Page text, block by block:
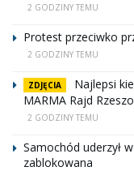
2 GODZINY TEMU
Protest przeciwko
2 GODZINY TEMU
ZDJĘCIA
Najlepsi
MARMA Rajd
2 GODZINY TEMU
Samochód uderzył
zablokowana